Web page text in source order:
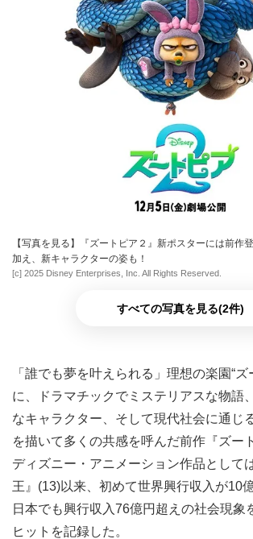
【写真を見る】『ズートピア２』新ポスターには前作
加え、新キャラクターの姿も！
[c] 2025 Disney Enterprises, Inc. All Rights Reserved.
すべての写真を見る(2件)
「誰でも夢を叶えられる」理想の楽園“ズ
に、ドラマチックでミステリアスな物語
なキャラクター、そして現代社会に通じ
を描いて多くの共感を呼んだ前作『ズー
ディズニー・アニメーション作品として
王』(13)以来、初めて世界興行収入が10
日本でも興行収入76億円超えの社会現象
ヒットを記録した。